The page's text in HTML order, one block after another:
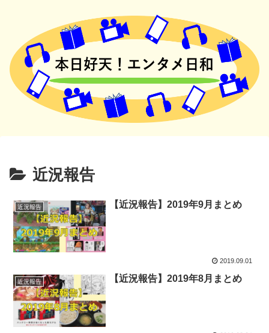
近況報告
近況報告 【近況報告】2019年9月まとめ
2019.09.01
近況報告 【近況報告】2019年8月まとめ